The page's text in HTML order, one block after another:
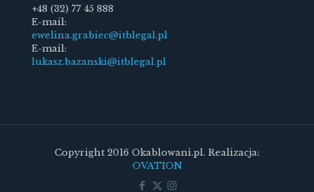
+48 (32) 77 45 888
E-mail:
ewelina.grabiec@itblegal.pl
E-mail:
lukasz.bazanski@itblegal.pl
Copyright 2016 Okablowani.pl. Realizacja:
OVATION